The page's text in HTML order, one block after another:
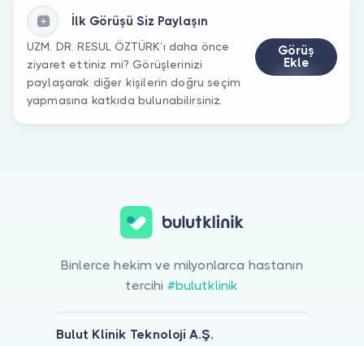
İlk Görüşü Siz Paylaşın
UZM. DR. RESUL ÖZTÜRK’ı daha önce
ziyaret ettiniz mi? Görüşlerinizi
paylaşarak diğer kişilerin doğru seçim
yapmasına katkıda bulunabilirsiniz.
Görüş
Ekle
Binlerce hekim ve milyonlarca hastanın
tercihi #bulutklinik
Bulut Klinik Teknoloji A.Ş.